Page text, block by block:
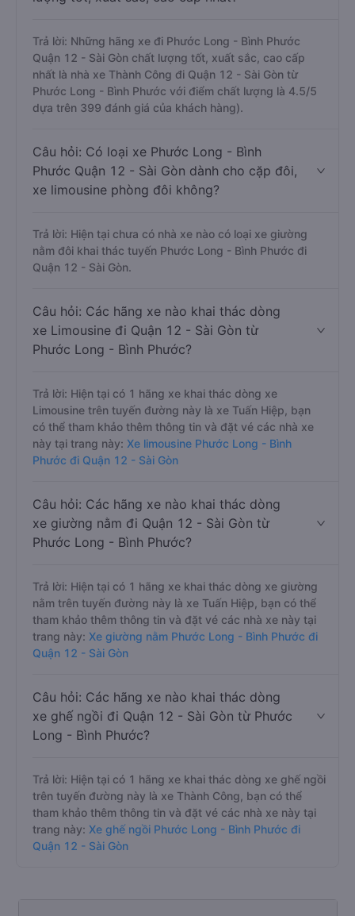
Trả lời: Những hãng xe đi Phước Long - Bình Phước
Quận 12 - Sài Gòn chất lượng tốt, xuất sắc, cao cấp
nhất là nhà xe Thành Công đi Quận 12 - Sài Gòn từ
Phước Long - Bình Phước với điểm chất lượng là 4.5/5
dựa trên 399 đánh giá của khách hàng).
Câu hỏi: Có loại xe Phước Long - Bình
Phước Quận 12 - Sài Gòn dành cho cặp đôi,
xe limousine phòng đôi không?
Trả lời: Hiện tại chưa có nhà xe nào có loại xe giường
nằm đôi khai thác tuyến Phước Long - Bình Phước đi
Quận 12 - Sài Gòn.
Câu hỏi: Các hãng xe nào khai thác dòng
xe Limousine đi Quận 12 - Sài Gòn từ
Phước Long - Bình Phước?
Trả lời: Hiện tại có 1 hãng xe khai thác dòng xe
Limousine trên tuyến đường này là xe Tuấn Hiệp, bạn
có thể tham khảo thêm thông tin và đặt vé các nhà xe
này tại trang này: Xe limousine Phước Long - Bình
Phước đi Quận 12 - Sài Gòn
Câu hỏi: Các hãng xe nào khai thác dòng
xe giường nằm đi Quận 12 - Sài Gòn từ
Phước Long - Bình Phước?
Trả lời: Hiện tại có 1 hãng xe khai thác dòng xe giường
nằm trên tuyến đường này là xe Tuấn Hiệp, bạn có thể
tham khảo thêm thông tin và đặt vé các nhà xe này tại
trang này: Xe giường nằm Phước Long - Bình Phước đi
Quận 12 - Sài Gòn
Câu hỏi: Các hãng xe nào khai thác dòng
xe ghế ngồi đi Quận 12 - Sài Gòn từ Phước
Long - Bình Phước?
Trả lời: Hiện tại có 1 hãng xe khai thác dòng xe ghế ngồi
trên tuyến đường này là xe Thành Công, bạn có thể
tham khảo thêm thông tin và đặt vé các nhà xe này tại
trang này: Xe ghế ngồi Phước Long - Bình Phước đi
Quận 12 - Sài Gòn